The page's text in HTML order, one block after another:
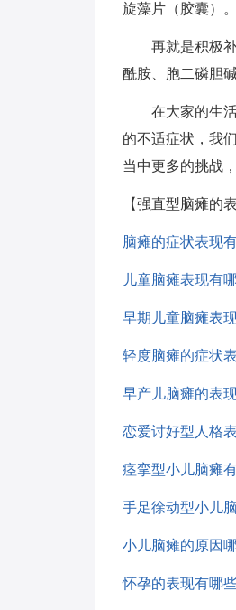
旋藻片（胶囊）。
再就是积极补
酰胺、胞二磷胆碱
在大家的生活
的不适症状，我
当中更多的挑战
【强直型脑瘫的
脑瘫的症状表现
儿童脑瘫表现有
早期儿童脑瘫表
轻度脑瘫的症状
早产儿脑瘫的表
恋爱讨好型人格
痉挛型小儿脑瘫
手足徐动型小儿
小儿脑瘫的原因
怀孕的表现有哪